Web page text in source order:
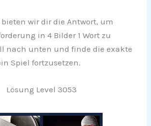
wir dir die Antwort, um
in 4 Bilder 1 Wort zu
nach unten und finde die exakte
Spiel fortzusetzen.
Lösung Level 3053